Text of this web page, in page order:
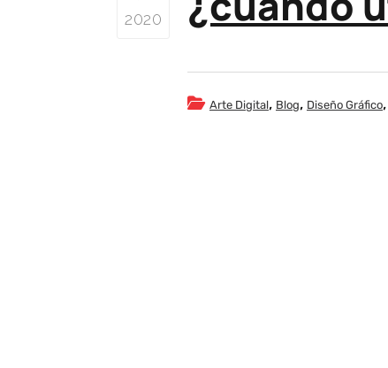
2020
Arte Digital, Blog, Diseño Gráfico,